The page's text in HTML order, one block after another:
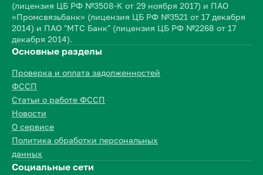
(лицензия ЦБ РФ №3508-К от 29 ноября 2017) и ПАО
«Промсвязьбанк» (лицензия ЦБ РФ №3521 от 17 декабря
2014) и ПАО "МТС Банк" (лицензия ЦБ РФ №2268 от 17
декабря 2014).
Основные разделы
Проверка и оплата задолженностей
ФССП
Статьи о работе ФССП
Новости
О сервисе
Политика обработки персональных
данных
Социальные сети